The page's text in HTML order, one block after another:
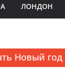
ЛОНДОН
Новый